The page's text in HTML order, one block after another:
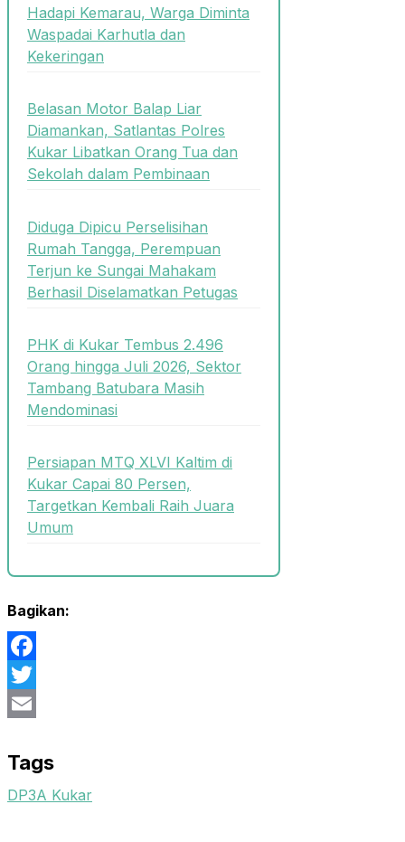
Hadapi Kemarau, Warga Diminta
Waspadai Karhutla dan
Kekeringan
Belasan Motor Balap Liar
Diamankan, Satlantas Polres
Kukar Libatkan Orang Tua dan
Sekolah dalam Pembinaan
Diduga Dipicu Perselisihan
Rumah Tangga, Perempuan
Terjun ke Sungai Mahakam
Berhasil Diselamatkan Petugas
PHK di Kukar Tembus 2.496
Orang hingga Juli 2026, Sektor
Tambang Batubara Masih
Mendominasi
Persiapan MTQ XLVI Kaltim di
Kukar Capai 80 Persen,
Targetkan Kembali Raih Juara
Umum
Bagikan:
Facebook
Twitter
Tags
DP3A Kukar